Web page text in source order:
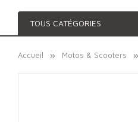
TOUS CATÉGORIES
Accueil Motos & Scooters